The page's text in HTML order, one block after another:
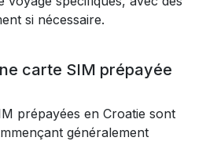
si nécessaire.
carte SIM prépayée
prépayées en Croatie sont
généralement